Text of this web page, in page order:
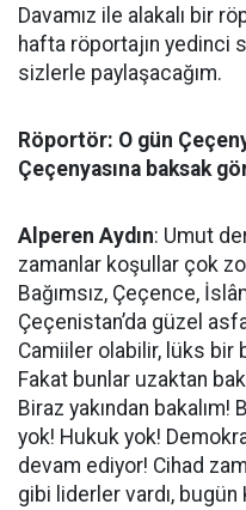
Davamız ile alakalı bir
hafta röportajın yedinci
sizlerle paylaşacağım.
Röportör: O gün
Çeçenyasına baksak
Alperen Aydın: Umut
zamanlar koşullar çok
Bağımsız, Çeçence,
Çeçenistan’da güzel
Camiiler olabilir, lüks bir
Fakat bunlar uzaktan
Biraz yakından
yok! Hukuk yok!
devam ediyor! Cihad
gibi liderler vardı, bugün